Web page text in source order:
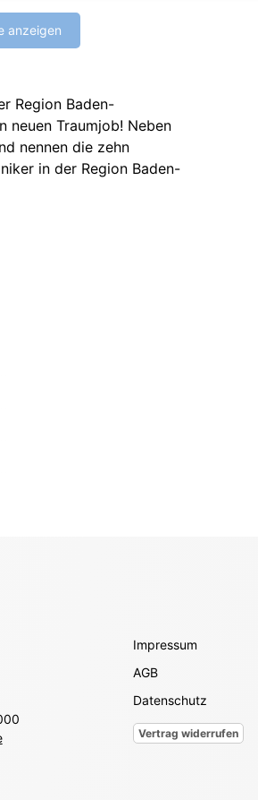
anzeigen
Region Baden-
neuen Traumjob! Neben
nennen die zehn
in der Region Baden-
Impressum
AGB
Datenschutz
Vertrag widerrufen